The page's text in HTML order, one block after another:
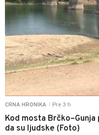
CRNA HRONIKA Pre 3 h
Kod mosta
da su ljudske (Foto)